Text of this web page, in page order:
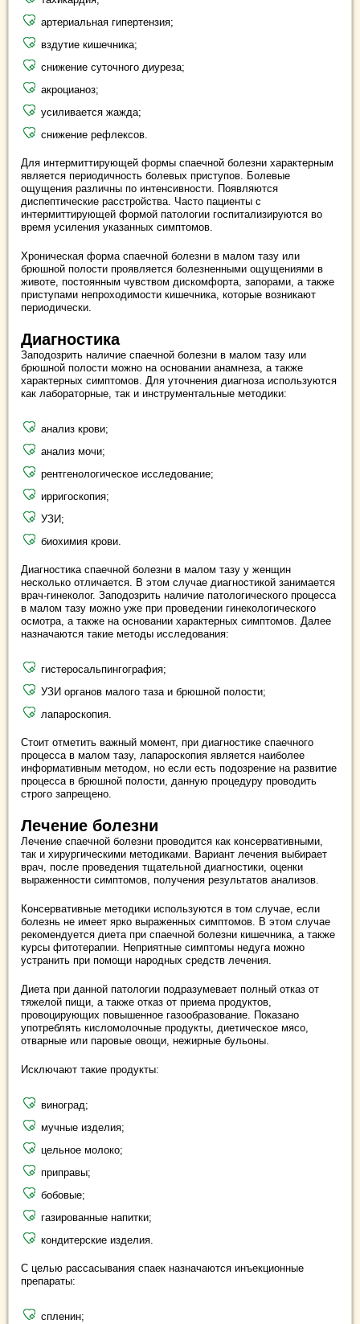
артериальная гипертензия;
вздутие кишечника;
снижение суточного диуреза;
акроцианоз;
усиливается жажда;
снижение рефлексов.
Для интермиттирующей формы спаечной болезни характерным
является периодичность болевых приступов. Болевые
ощущения различны по интенсивности. Появляются
диспептические расстройства. Часто пациенты с
интермиттирующей формой патологии госпитализируются во
время усиления указанных симптомов.
Хроническая форма спаечной болезни в малом тазу или
брюшной полости проявляется болезненными ощущениями в
животе, постоянным чувством дискомфорта, запорами, а также
приступами непроходимости кишечника, которые возникают
периодически.
Диагностика
Заподозрить наличие спаечной болезни в малом тазу или
брюшной полости можно на основании анамнеза, а также
характерных симптомов. Для уточнения диагноза используются
как лабораторные, так и инструментальные методики:
анализ крови;
анализ мочи;
рентгенологическое исследование;
ирригоскопия;
УЗИ;
биохимия крови.
Диагностика спаечной болезни в малом тазу у женщин
несколько отличается. В этом случае диагностикой занимается
врач-гинеколог. Заподозрить наличие патологического процесса
в малом тазу можно уже при проведении гинекологического
осмотра, а также на основании характерных симптомов. Далее
назначаются такие методы исследования:
гистеросальпингография;
УЗИ органов малого таза и брюшной полости;
лапароскопия.
Стоит отметить важный момент, при диагностике спаечного
процесса в малом тазу, лапароскопия является наиболее
информативным методом, но если есть подозрение на развитие
процесса в брюшной полости, данную процедуру проводить
строго запрещено.
Лечение болезни
Лечение спаечной болезни проводится как консервативными,
так и хирургическими методиками. Вариант лечения выбирает
врач, после проведения тщательной диагностики, оценки
выраженности симптомов, получения результатов анализов.
Консервативные методики используются в том случае, если
болезнь не имеет ярко выраженных симптомов. В этом случае
рекомендуется диета при спаечной болезни кишечника, а также
курсы фитотерапии. Неприятные симптомы недуга можно
устранить при помощи народных средств лечения.
Диета при данной патологии подразумевает полный отказ от
тяжелой пищи, а также отказ от приема продуктов,
провоцирующих повышенное газообразование. Показано
употреблять кисломолочные продукты, диетическое мясо,
отварные или паровые овощи, нежирные бульоны.
Исключают такие продукты:
виноград;
мучные изделия;
цельное молоко;
приправы;
бобовые;
газированные напитки;
кондитерские изделия.
С целью рассасывания спаек назначаются инъекционные
препараты:
спленин;